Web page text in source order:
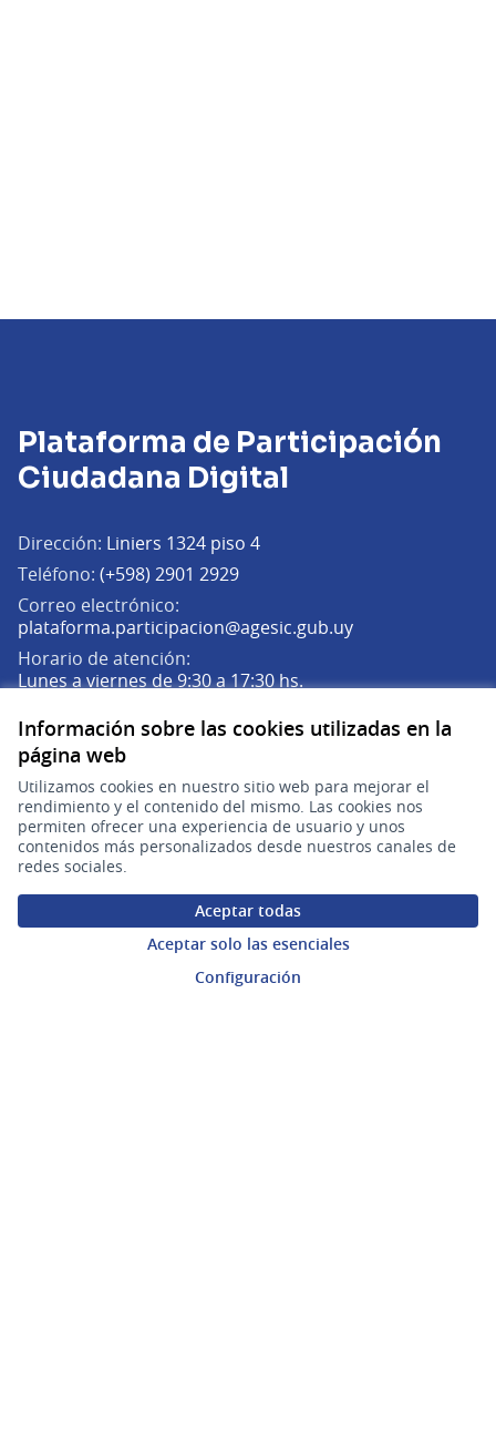
Información sobre las cookies utilizadas en la
página web
Utilizamos cookies en nuestro sitio web para mejorar el
rendimiento y el contenido del mismo. Las cookies nos
permiten ofrecer una experiencia de usuario y unos
contenidos más personalizados desde nuestros canales de
redes sociales.
Aceptar todas
Aceptar solo las esenciales
Configuración
Plataforma de Participación
Ciudadana Digital
Dirección: Liniers 1324 piso 4
Teléfono: (+598) 2901 2929
Correo electrónico:
plataforma.participacion@agesic.gub.uy(Abrir en una
Horario de atención:
Lunes a viernes de 9:30 a 17:30 hs.
Plataforma de Participación Ciudadana Digital en X
(Enlace externo)
Plataforma de Participación Ciudadana Digital en Facebook
(Enlace externo)
Plataforma de Participación Ciudadana Digital en
(Enlace externo)
Participá
Inicio
Procesos
Ámbitos Participativos